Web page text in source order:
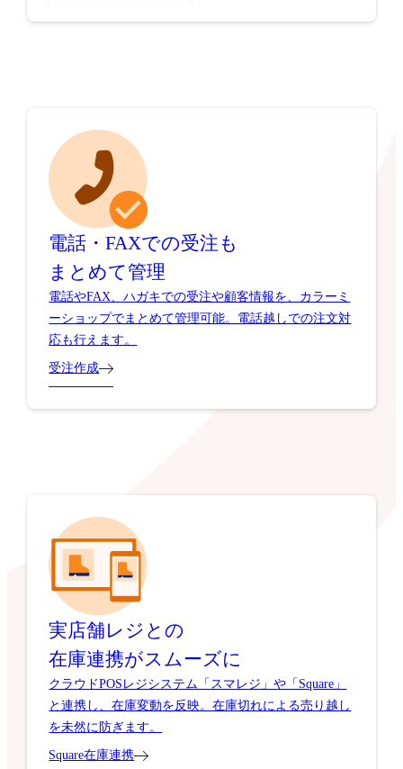
電話・FAXでの受注も
まとめて管理
電話やFAX、ハガキでの受注や顧客情報を、カラーミ
ーショップでまとめて管理可能。電話越しでの注文対
応も行えます。
受注作成
実店舗レジとの
在庫連携がスムーズに
クラウドPOSレジシステム「スマレジ」や「Square」
と連携し、在庫変動を反映。在庫切れによる売り越し
を未然に防ぎます。
Square在庫連携